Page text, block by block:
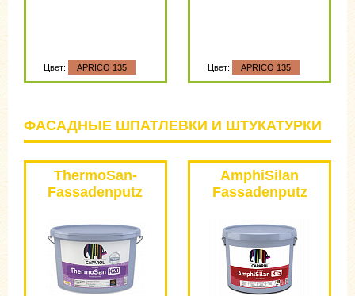
Цвет: APRICO 135 Цвет: APRICO 135
ФАСАДНЫЕ ШПАТЛЕВКИ И ШТУКАТУРКИ
ThermoSan-
Fassadenputz
AmphiSilan
Fassadenputz